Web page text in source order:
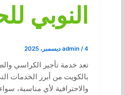
النوبي
admin /4 ديسمبر، 2025
تعد خدمة تأجير الكراسي
بالكويت من أبرز الخدمات
والاحترافية لأي مناسبة،